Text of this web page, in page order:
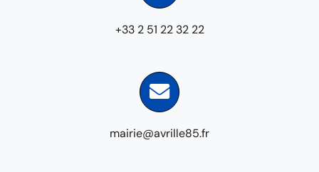
+33 2 51 22 32 22
mairie@avrille85.fr